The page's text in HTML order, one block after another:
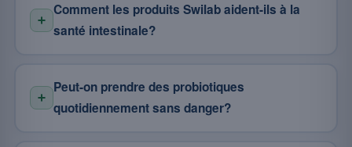
Comment les produits Swilab aident-ils à la
santé intestinale?
Peut-on prendre des probiotiques
quotidiennement sans danger?